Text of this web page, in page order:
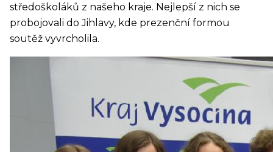
středoškoláků z našeho kraje. Nejlepší z nich se
probojovali do Jihlavy, kde prezenční formou
soutěž vyvrcholila.